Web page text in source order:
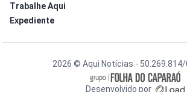
Trabalhe Aqui
Expediente
2026 © Aqui Notícias -
Desenvolvido por